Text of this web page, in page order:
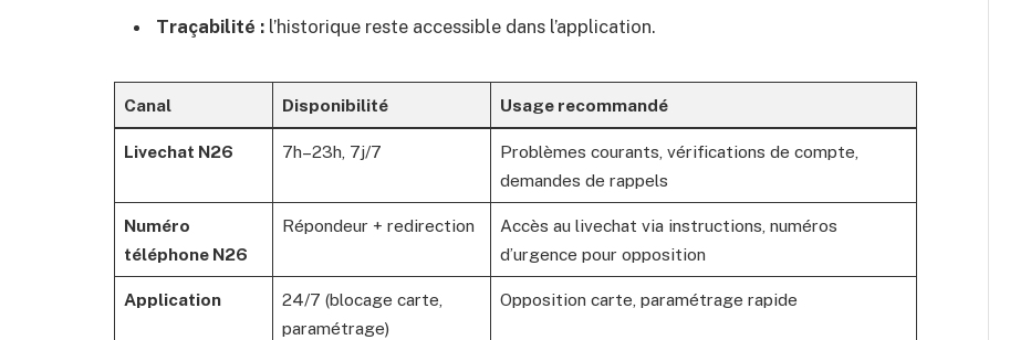
Traçabilité : l’historique reste accessible dans l’application.
Canal Disponibilité Usage recommandé
Livechat N26 7h–23h, 7j/7
Problèmes courants, vérifications de compte,
demandes de rappels
Numéro
téléphone N26
Répondeur + redirection
Accès au livechat via instructions, numéros
d’urgence pour opposition
Application
24/7 (blocage carte,
paramétrage)
Opposition carte, paramétrage rapide